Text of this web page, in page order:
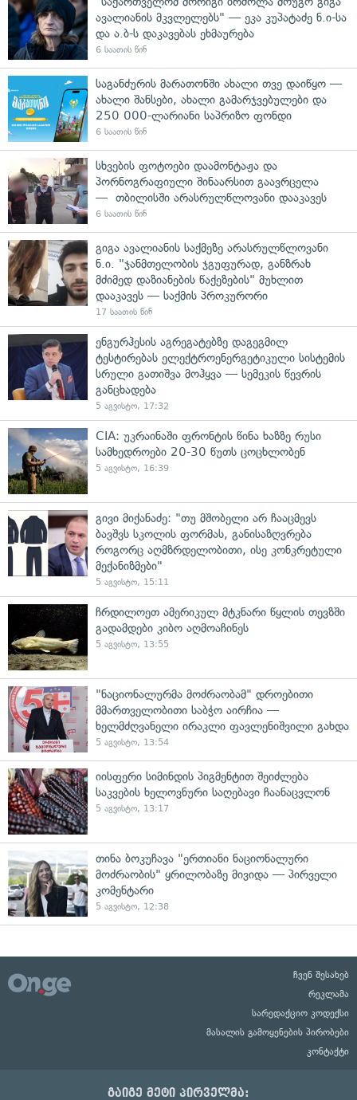
ავალიანის მკვლელებს" — ეკა კუპატაძე ნ.ი-სა
და ა.ბ-ს დაკავებას ეხმაურება
6 საათის წინ
საგანძურის მარათონში ახალი თვე დაიწყო —
ახალი შანსები, ახალი გამარჯვებულები და
250 000-ლარიანი საპრიზო ფონდი
6 საათის წინ
სხვების ფოტოები დაამონტაჟა და
პორნოგრაფიული შინაარსით გაავრცელა
— თბილისში არასრულწლოვანი დააკავეს
6 საათის წინ
გიგა ავალიანის საქმეზე არასრულწლოვანი
ნ.ი. "ჯანმთელობის ჯგუფურად, განზრახ
მძიმედ დაზიანების წაქეზების" მუხლით
დააკავეს — საქმის პროკურორი
17 საათის წინ
ენგურჰესის აგრეგატებზე დაგეგმილ
ტესტირებას ელექტროენერგეტიკული სისტემის
სრული გათიშვა მოჰყვა — სემეკის წევრის
განცხადება
5 აგვისტო, 17:32
CIA: უკრაინაში ფრონტის წინა ხაზზე რუსი
სამხედროები 20-30 წუთს ცოცხლობენ
5 აგვისტო, 16:39
გივი მიქანაძე: "თუ მშობელი არ ჩააცმევს
ბავშვს სკოლის ფორმას, განისაზღვრება
როგორც აღმზრდელობითი, ისე კონკრეტული
მექანიზმები"
5 აგვისტო, 15:11
ჩრდილოეთ ამერიკულ მტკნარი წყლის თევზში
გადამდები კიბო აღმოაჩინეს
5 აგვისტო, 13:55
"ნაციონალურმა მოძრაობამ" დროებითი
მმართველობითი საბჭო აირჩია —
ხელმძღვანელი ირაკლი ფავლენიშვილი გახდა
5 აგვისტო, 13:54
იისფერი სიმინდის პიგმენტით შეიძლება
საკვების ხელოვნური საღებავი ჩაანაცვლონ
5 აგვისტო, 13:17
თინა ბოკუჩავა "ერთიანი ნაციონალური
მოძრაობის" ყრილობაზე მივიდა — პირველი
კომენტარი
5 აგვისტო, 12:38
ჩვენ შესახებ
რეკლამა
სარედაქციო კოდექსი
მასალის გამოყენების პირობები
კონტაქტი
გაიგე მეტი პირველმა: